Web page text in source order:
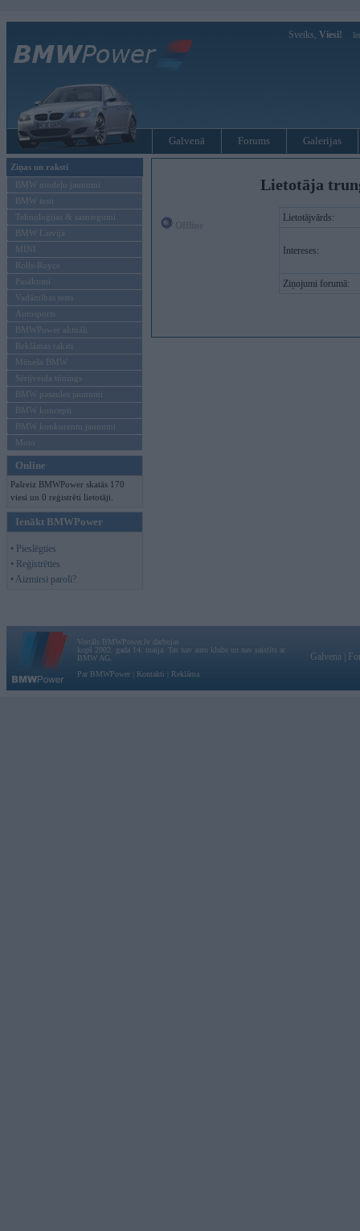
Sveiks, Viesi!
Galvenā Forums Galerijas
Ziņas un raksti
BMW modeļu jaunumi
BMW testi
Tehnoloģijas & sasniegumi
BMW Latvijā
MINI
Rolls-Royce
Pasākumi
Vadāmības tests
Autosports
BMWPower aktuāli
Reklāmas raksti
Mēneša BMW
Sērijveida tūnings
BMW pasaules jaunumi
BMW koncepti
BMW konkurentu jaunumi
Moto
Online
Pašreiz BMWPower skatās 170
viesi un 0 reģistrēti lietotāji.
Ienākt BMWPower
• Pieslēgties
• Reģistrēties
• Aizmirsi paroli?
Lietotāja
Lietotājvārds:
Intereses:
Ziņojumi forumā:
Vortāls BMWPower.lv darbojas
kopš 2002. gada 14. maija. Tas nav auto klubs un nav saistīts ar
BMW AG.
Par BMWPower
Kontakti Reklāma
Galvena